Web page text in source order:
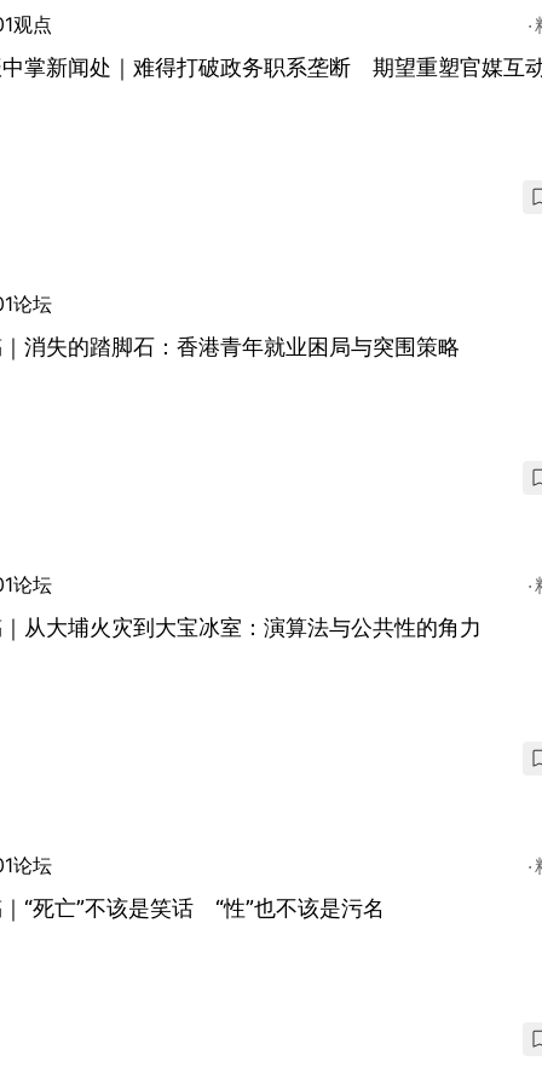
观点
掌新闻处｜难得打破政务职系垄断 期望重塑官媒互
论坛
消失的踏脚石：香港青年就业困局与突围策略
论坛
从大埔火灾到大宝冰室：演算法与公共性的角力
论坛
“死亡”不该是笑话 “性”也不该是污名